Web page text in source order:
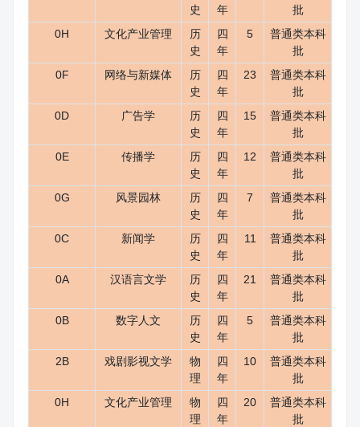
史
年
批
0H
文化产业管理
历
史
四
年
5
普通类本科
批
0F
网络与新媒体
历
史
四
年
23
普通类本科
批
0D
广告学
历
史
四
年
15
普通类本科
批
0E
传播学
历
史
四
年
12
普通类本科
批
0G
风景园林
历
史
四
年
7
普通类本科
批
0C
新闻学
历
史
四
年
11
普通类本科
批
0A
汉语言文学
历
史
四
年
21
普通类本科
批
0B
数字人文
历
史
四
年
5
普通类本科
批
2B
戏剧影视文学
物
理
四
年
10
普通类本科
批
0H
文化产业管理
物
理
四
年
20
普通类本科
批